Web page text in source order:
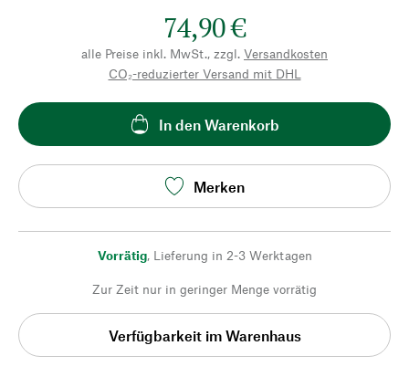
74,90 €
alle Preise inkl. MwSt., zzgl. Versandkosten
CO₂-reduzierter Versand mit DHL
In den Warenkorb
Merken
Vorrätig, Lieferung in 2-3 Werktagen
Zur Zeit nur in geringer Menge vorrätig
Verfügbarkeit im Warenhaus